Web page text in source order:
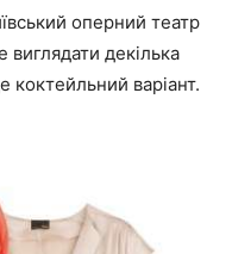
оперний театр
виглядати декілька
коктейльний варіант.